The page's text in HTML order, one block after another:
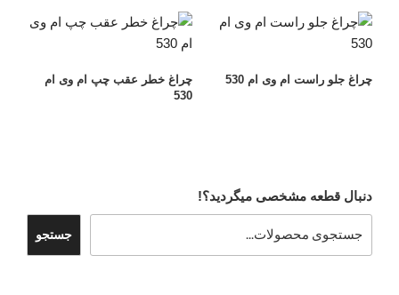
چراغ جلو راست ام وی ام 530
چراغ خطر عقب چپ ام وی ام
530
دنبال قطعه مشخصی میگردید؟!
جستجو